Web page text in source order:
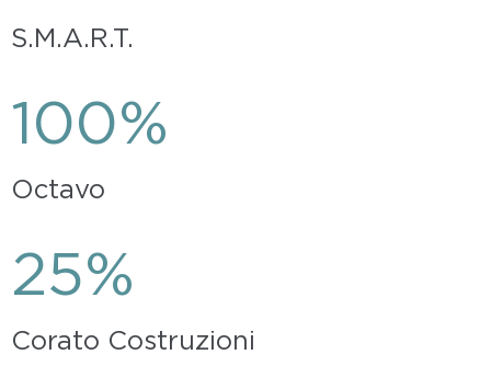
S.M.A.R.T.
100%
Octavo
25%
Corato Costruzioni